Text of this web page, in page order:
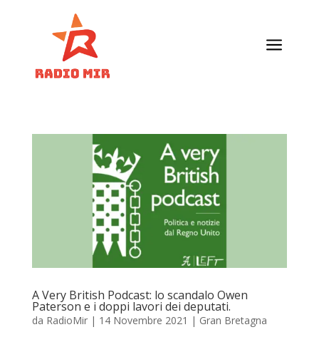
a
A Very British Podcast: lo scandalo Owen
Paterson e i doppi lavori dei deputati.
da RadioMir| 14 Novembre 2021 | Gran Bretagna